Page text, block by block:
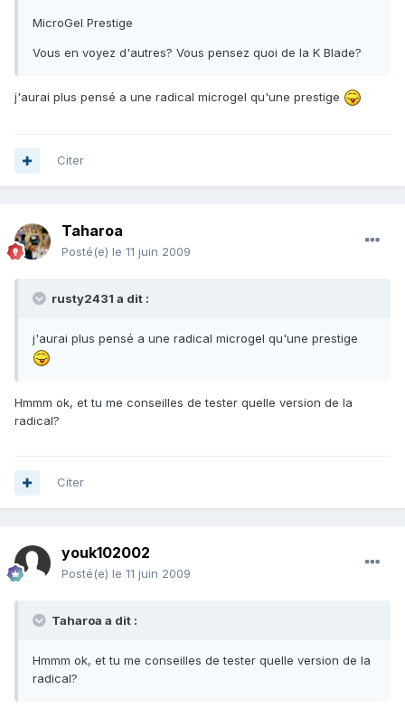
MicroGel Prestige
Vous en voyez d'autres? Vous pensez quoi de la K Blade?
j'aurai plus pensé a une radical microgel qu'une prestige
Citer
Taharoa
Posté(e) le 11 juin 2009
rusty2431 a dit :
j'aurai plus pensé a une radical microgel qu'une prestige
Hmmm ok, et tu me conseilles de tester quelle version de la
radical?
Citer
youk102002
Posté(e) le 11 juin 2009
Taharoa a dit :
Hmmm ok, et tu me conseilles de tester quelle version de la
radical?